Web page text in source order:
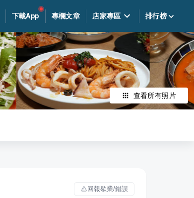
下載App 專欄文章 店家專區 排行榜
查看所有照片
回報歇業/錯誤